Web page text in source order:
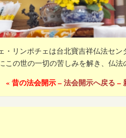
・リンポチェは台北寶吉祥仏法セン
この世の一切の苦しみを解き、仏法
« 昔の法会開示 –法会開示へ戻る –